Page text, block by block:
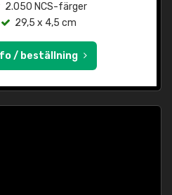
2.050 NCS-färger
29,5 x 4,5 cm
/ beställning